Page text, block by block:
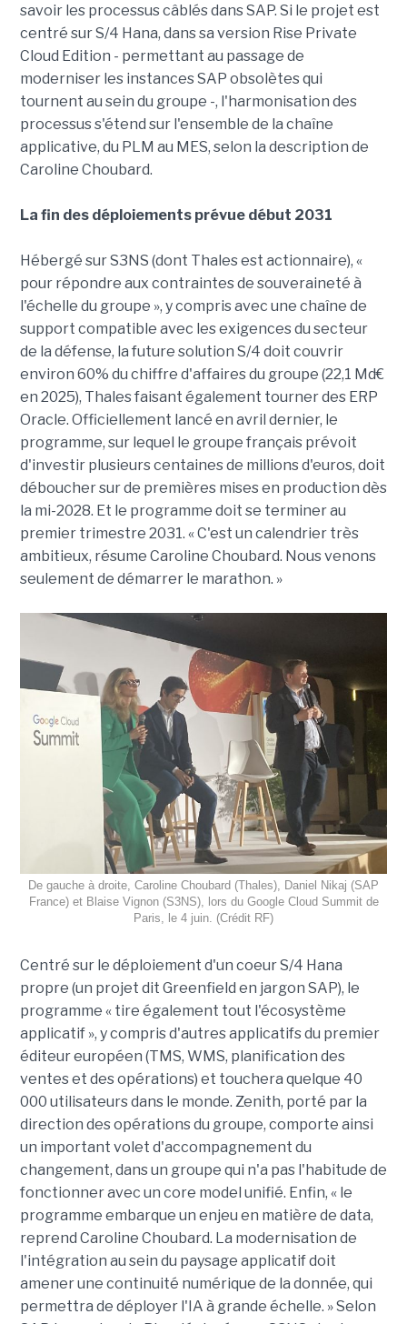
savoir les processus câblés dans SAP. Si le projet est
centré sur S/4 Hana, dans sa version Rise Private
Cloud Edition - permettant au passage de
moderniser les instances SAP obsolètes qui
tournent au sein du groupe -, l'harmonisation des
processus s'étend sur l'ensemble de la chaîne
applicative, du PLM au MES, selon la description de
Caroline Choubard.
La fin des déploiements prévue début 2031
Hébergé sur S3NS (dont Thales est actionnaire), «
pour répondre aux contraintes de souveraineté à
l'échelle du groupe », y compris avec une chaîne de
support compatible avec les exigences du secteur
de la défense, la future solution S/4 doit couvrir
environ 60% du chiffre d'affaires du groupe (22,1 Md€
en 2025), Thales faisant également tourner des ERP
Oracle. Officiellement lancé en avril dernier, le
programme, sur lequel le groupe français prévoit
d'investir plusieurs centaines de millions d'euros, doit
déboucher sur de premières mises en production dès
la mi-2028. Et le programme doit se terminer au
premier trimestre 2031. « C'est un calendrier très
ambitieux, résume Caroline Choubard. Nous venons
seulement de démarrer le marathon. »
De gauche à droite, Caroline Choubard (Thales), Daniel Nikaj (SAP
France) et Blaise Vignon (S3NS), lors du Google Cloud Summit de
Paris, le 4 juin. (Crédit RF)
Centré sur le déploiement d'un coeur S/4 Hana
propre (un projet dit Greenfield en jargon SAP), le
programme « tire également tout l'écosystème
applicatif », y compris d'autres applicatifs du premier
éditeur européen (TMS, WMS, planification des
ventes et des opérations) et touchera quelque 40
000 utilisateurs dans le monde. Zenith, porté par la
direction des opérations du groupe, comporte ainsi
un important volet d'accompagnement du
changement, dans un groupe qui n'a pas l'habitude de
fonctionner avec un core model unifié. Enfin, « le
programme embarque un enjeu en matière de data,
reprend Caroline Choubard. La modernisation de
l'intégration au sein du paysage applicatif doit
amener une continuité numérique de la donnée, qui
permettra de déployer l'IA à grande échelle. » Selon